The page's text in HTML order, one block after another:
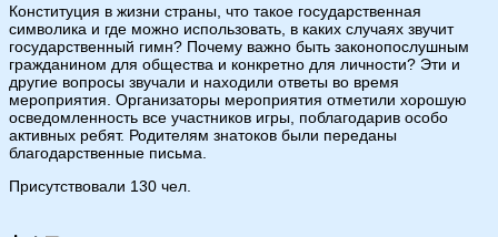
Конституция в жизни страны, что такое государственная
символика и где можно использовать, в каких случаях звучит
государственный гимн? Почему важно быть законопослушным
гражданином для общества и конкретно для личности? Эти и
другие вопросы звучали и находили ответы во время
мероприятия. Организаторы мероприятия отметили хорошую
осведомленность все участников игры, поблагодарив особо
активных ребят. Родителям знатоков были переданы
благодарственные письма.
Присутствовали 130 чел.